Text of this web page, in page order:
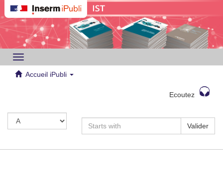
Toggle
navigation
Accueil iPubli
Ecoutez
Valider